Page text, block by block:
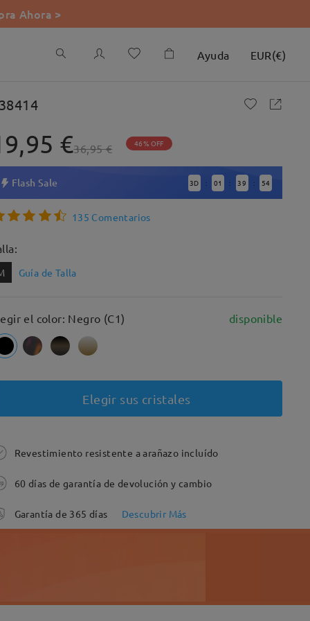
Ahora >
Ayuda EUR(€)
€36,95 € 46% OFF
Flash Sale 3D : 01 : 39 : 53
135 Comentarios
Guía de Talla
el color: Negro (C1) disponible
Elegir sus cristales
Revestimiento resistente a arañazo incluído
60 días de garantía de devolución y cambio
Garantía de 365 días Descubrir Más